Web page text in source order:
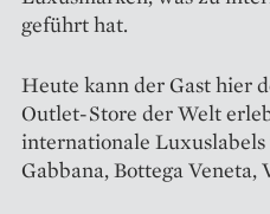
geführt hat.
Heute kann der Gast hier
Outlet-Store der Welt
internationale
Gabbana, Bottega Veneta,